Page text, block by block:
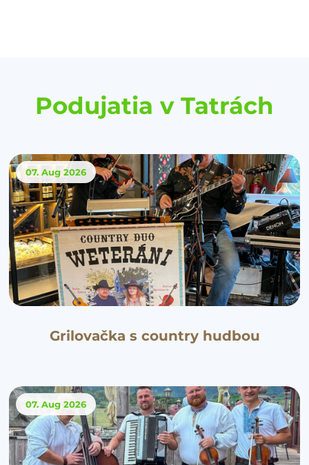
Podujatia v Tatrách
07. Aug 2026
Grilovačka s country hudbou
07. Aug 2026